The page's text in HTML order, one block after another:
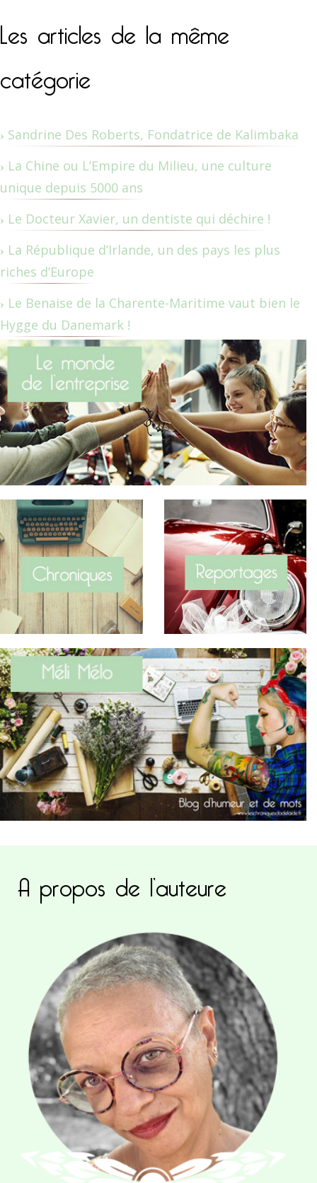
Les articles de la même
catégorie
Sandrine Des Roberts, Fondatrice de Kalimbaka
La Chine ou L’Empire du Milieu, une culture
unique depuis 5000 ans
Le Docteur Xavier, un dentiste qui déchire !
La République d’Irlande, un des pays les plus
riches d’Europe
Le Benaise de la Charente-Maritime vaut bien le
Hygge du Danemark !
A propos de l’auteure